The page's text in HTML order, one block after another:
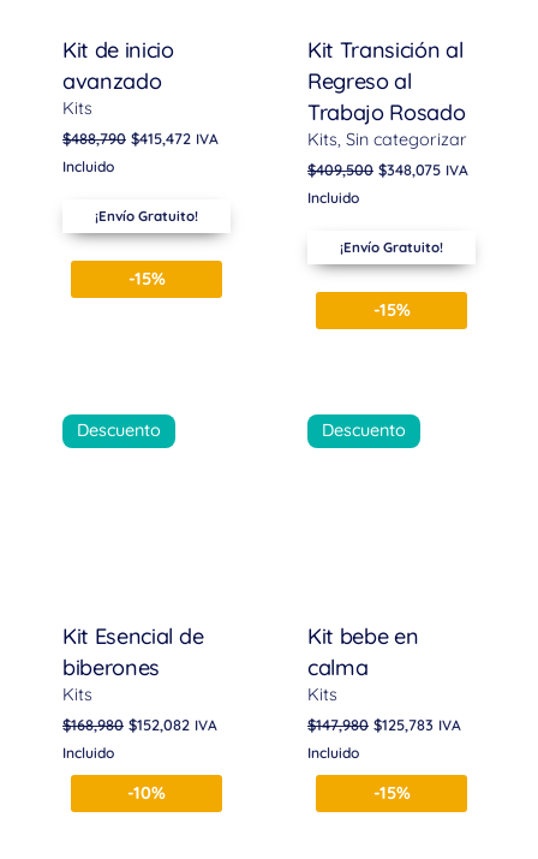
Kit de inicio
avanzado
Kits
$488,790 $415,472 IVA
Incluido
¡Envío Gratuito!
-15%
Kit Transición al
Regreso al
Trabajo Rosado
Kits Sin categorizar
$409,500 $348,075 IVA
Incluido
¡Envío Gratuito!
-15%
Descuento
Kit Esencial de
biberones
Kits
$168,980 $152,082 IVA
Incluido
-10%
Descuento
Kit bebe en
calma
Kits
$147,980 $125,783 IVA
Incluido
-15%